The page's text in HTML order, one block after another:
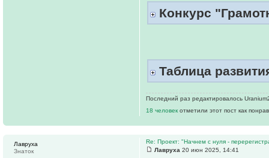
Конкурс
Таблица
Последний раз редактировалось
18 человек отметили этот пост как
Re: Проект: "Начнем с нуля -
Лавруха 20 июн 2025, 14:41
Лавруха
Знаток